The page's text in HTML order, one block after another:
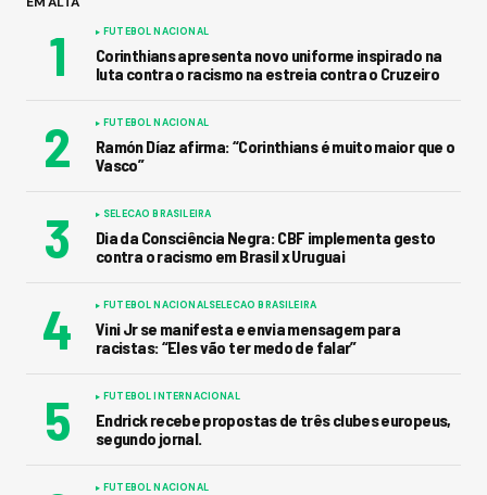
FUTEBOL NACIONAL
Corinthians apresenta novo uniforme inspirado na
luta contra o racismo na estreia contra o Cruzeiro
FUTEBOL NACIONAL
Ramón Díaz afirma: “Corinthians é muito maior que o
Vasco”
SELECAO BRASILEIRA
Dia da Consciência Negra: CBF implementa gesto
contra o racismo em Brasil x Uruguai
FUTEBOL NACIONALSELECAO BRASILEIRA
Vini Jr se manifesta e envia mensagem para
racistas: “Eles vão ter medo de falar”
FUTEBOL INTERNACIONAL
Endrick recebe propostas de três clubes europeus,
segundo jornal.
FUTEBOL NACIONAL